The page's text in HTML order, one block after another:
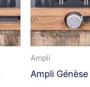
Ampli
Ampli Génèse